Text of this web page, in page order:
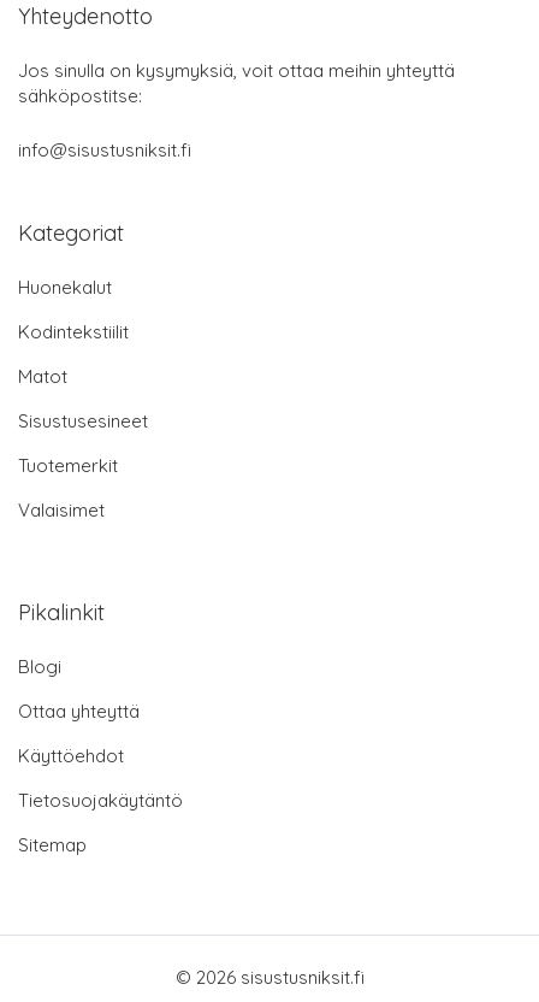
Yhteydenotto
Jos sinulla on kysymyksiä, voit ottaa meihin yhteyttä
sähköpostitse:
info@sisustusniksit.fi
Kategoriat
Huonekalut
Kodintekstiilit
Matot
Sisustusesineet
Tuotemerkit
Valaisimet
Pikalinkit
Blogi
Ottaa yhteyttä
Käyttöehdot
Tietosuojakäytäntö
Sitemap
© 2026 sisustusniksit.fi